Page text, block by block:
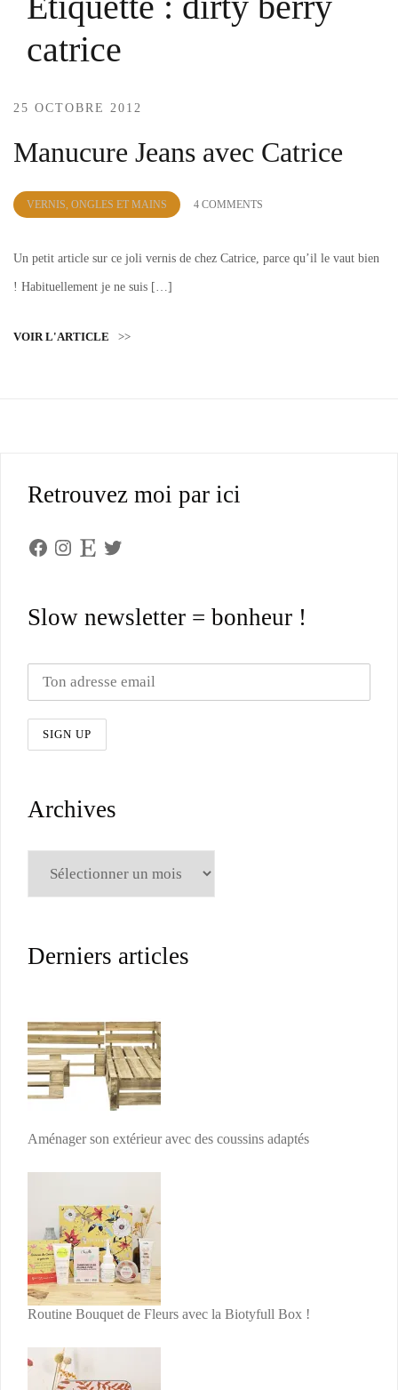
catrice
25 OCTOBRE 2012
Manucure Jeans avec Catrice
VERNIS, ONGLES ET MAINS
by
4 COMMENTS
Un petit article sur ce joli vernis de chez Catrice, parce qu’il le vaut bien
! Habituellement je ne suis […]
VOIR L'ARTICLE >>
Retrouvez moi par ici
Facebook
Instagram
Etsy Twitter
Slow newsletter = bonheur !
Archives
Derniers articles
Aménager son extérieur avec des coussins adaptés
Routine Bouquet de Fleurs avec la Biotyfull Box !